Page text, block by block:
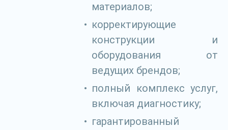
материалов;
корректирующие
конструкции и
оборудования от
ведущих брендов;
полный комплекс услуг,
включая диагностику;
гарантированный